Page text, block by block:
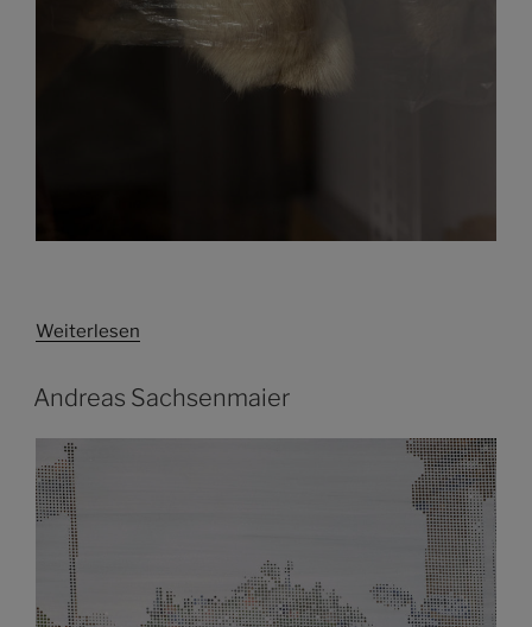
Weiterlesen
Andreas Sachsenmaier